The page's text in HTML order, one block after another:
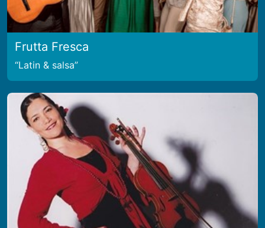
Frutta Fresca
Latin & salsa